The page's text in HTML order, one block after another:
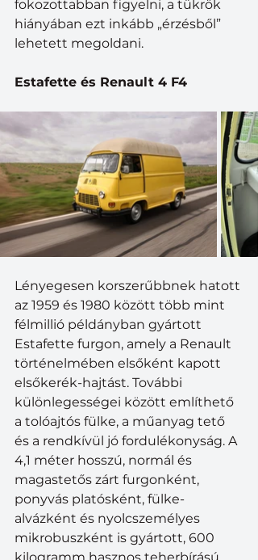
fokozottabban figyelni, a tükrök
hiányában ezt inkább „érzésből”
lehetett megoldani.
Estafette és Renault 4 F4
Lényegesen korszerűbbnek hatott
az 1959 és 1980 között több mint
félmillió példányban gyártott
Estafette furgon, amely a Renault
történelmében elsőként kapott
elsőkerék-hajtást. További
különlegességei között említhető
a tolóajtós fülke, a műanyag tető
és a rendkívül jó fordulékonyság. A
4,1 méter hosszú, normál és
magastetős zárt furgonként,
ponyvás platósként, fülke-
alvázként és nyolcszemélyes
mikrobuszként is gyártott, 600